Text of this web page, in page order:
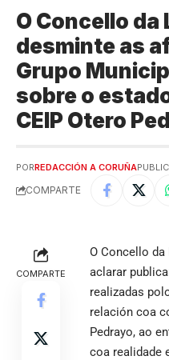
O Concello da
desminte as
Grupo
sobre o
CEIP Otero
PORREDACCIÓN A CORUÑA
COMPARTE
COMPARTE
O Concello
aclarar
realizadas
relación coa
Pedrayo, ao
coa realidade